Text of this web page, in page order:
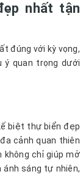
nhất tận
đúng với kỳ vọng,
ý quan trọng dưới
biệt thự biển đẹp
cảnh quan thiên
không chỉ giúp mở
sáng tự nhiên,